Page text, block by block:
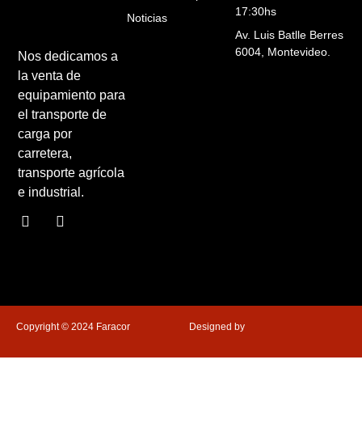
Nos dedicamos a
la venta de
equipamiento para
el transporte de
carga por
carretera,
transporte agrícola
e industrial.
Noticias
17:30hs
Av. Luis Batlle Berres
6004, Montevideo.
Copyright © 2024 Faracor Designed by